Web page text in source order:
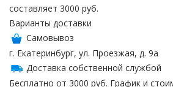
составляет 3000 руб.
Варианты доставки
Самовывоз
г. Екатеринбург, ул. Проезжая, д. 9а
Доставка собственной службой
Бесплатно от 3000 руб. График и